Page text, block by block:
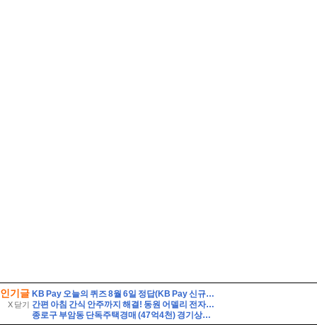
인기글
X 닫기
KB Pay 오늘의 퀴즈 8월 6일 정답(KB Pay 신규서비스 '깨비로또' 2회차의 1등 당첨금은 얼마일까요?)
간편 아침 간식 안주까지 해결! 동원 어델리 전자레인지 40초면 끝
종로구 부암동 단독주택경매 (47억4천) 경기상고인근 대지260평 건물60평 2층주택 유찰1회 종로구부암동단독주택 부동산경매 매물건